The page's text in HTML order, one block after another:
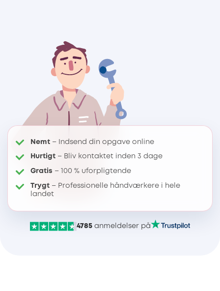
Nemt – Indsend din opgave online
Hurtigt – Bliv kontaktet inden 3 dage
Gratis – 100 % uforpligtende
Trygt – Professionelle håndværkere i hele
landet
4785 anmeldelser på